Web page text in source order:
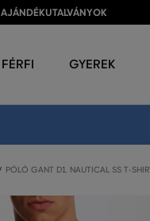
AJÁNDÉKUTALVÁNYOK
FÉRFI GYEREK
PÓLÓ GANT D1. NAUTICAL SS T-